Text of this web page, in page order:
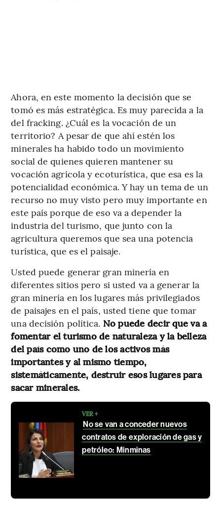
Ahora, en este momento la decisión que se
tomó es más estratégica. Es muy parecida a la
del fracking. ¿Cuál es la vocación de un
territorio? A pesar de que ahí estén los
minerales ha habido todo un movimiento
social de quienes quieren mantener su
vocación agrícola y ecoturística, que esa es la
potencialidad económica. Y hay un tema de un
recurso no muy visto pero muy importante en
este país porque de eso va a depender la
industria del turismo, que junto con la
agricultura queremos que sea una potencia
turística, que es el paisaje.
Usted puede generar gran minería en
diferentes sitios pero si usted va a generar la
gran minería en los lugares más privilegiados
de paisajes en el país, usted tiene que tomar
una decisión política. No puede decir que va a
fomentar el turismo de naturaleza y la belleza
del país como uno de los activos más
importantes y al mismo tiempo,
sistemáticamente, destruir esos lugares para
sacar minerales.
VER +
No se van a conceder nuevos
contratos de exploración de gas y
petróleo: Minminas